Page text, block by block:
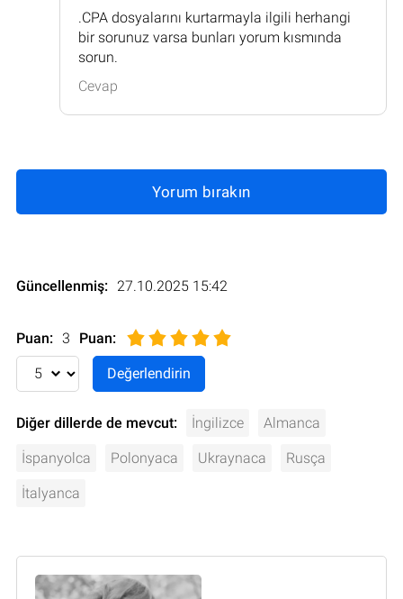
.CPA dosyalarını kurtarmayla ilgili herhangi
bir sorunuz varsa bunları yorum kısmında
sorun.
Cevap
Yorum bırakın
Güncellenmiş: 27.10.2025 15:42
Puan: 3 Puan:
Diğer dillerde de mevcut: İngilizce Almanca
İspanyolca Polonyaca Ukraynaca Rusça
İtalyanca